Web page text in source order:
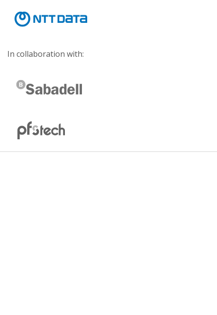
In collaboration with: